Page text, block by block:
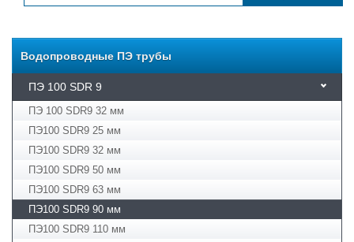
Водопроводные ПЭ трубы
ПЭ 100 SDR 9
ПЭ 100 SDR9 32 мм
ПЭ100 SDR9 25 мм
ПЭ100 SDR9 32 мм
ПЭ100 SDR9 50 мм
ПЭ100 SDR9 63 мм
ПЭ100 SDR9 90 мм
ПЭ100 SDR9 110 мм